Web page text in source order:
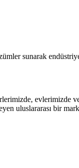
sunarak
evlerimizde
uluslararası bir